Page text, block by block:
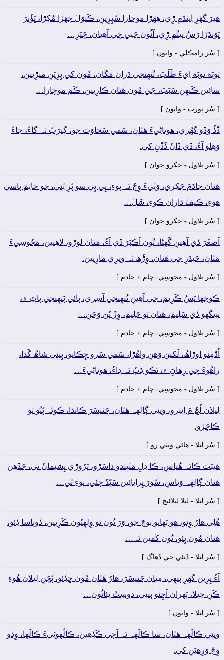
ھيرَ گهَرِ اِيندَمِ ڙِي، ھِهَڙا موچارا سُپِرِينِ، ڪَنوَلَ جِھَڙا مُکِڙا، ڀَؤُنرَ
ڀَوَندَڙا رَسُ پيتُمِ ڙِي، آئُون جَنِي جِي آھِيان، ڇَپَرِ…
[ سُر رامڪلي - وايون ]
توبَهَ توبَهَ اِيءَ طَلَبَ، تُنھِنجي دَران مَڱان، مُون کي پِرِيَنِ ميڙِيين،
سائِين ڪَنھِن سَبَبَ، جَي مُون ھَٿان ڪارِيين، ڪَمَ موچارا…
[ سُر پورب - وايون ]
ڏَڏُ وَڏو گهُري، ھوتاڻِيءَ ھَٿان، سَمي سَخاوَتَ جو، گِيرَبُ نَہ گاءُ، جاءُ
وَھِلو آءُ، ڏي ڏانُ ڏَڏَنِ کي.
[ سُر بلاول - جکرو جوان ]
ھَٿان جادَمَ جَکِري، وَٽِيءَ وِچُ نَہ پوءِ، پِي پِي سو پُرِ ٿِئي، جو حاتِمَ پاسي
ھوءِ، ڪيفَ ڌاران ڪوءِ، شَلَ…
[ سُر بلاول - جکرو جوان ]
اَصغَرَ ڏي آھِينِ گَهڻا، تُون اَڪبَرَ ڏي آءُ، مَتان لوڙو، لاھِيين، مَجُوسِيءَ
مَٿان، حَيدَرِ جي ھَٿان، وِڙُھ تَہ ويرِي مارِيين.
[ سُر بلاول - مجوسِي، ڄام ۽ جادم ]
ڪوجها پَسُ ڪَرِيمَ، جي آھِينِ تُنھِنجي آسِري، پائي پَنھِنجي پاٽِ ۾،
سِگهو ڏي سَلِيمَ، ھَٿان تو حَلِيمَ، وِڙَ پُڻ وَڃَنِ…
[ سُر بلاول - مجوسِي، ڄام ۽ جادم ]
اُڌَمِئو اوڙاھُ، لَکين وَھنِ واھُڙا، سَمي سَرو چِڪايو، پِيئي شاھُ گَدا،
راھُوءَ جِي رِھاڻِ ۾، نَڪو ڊَپُ نَہ ڊاءُ، ھوتاڻِيءَ…
[ سُر بلاول - مجوسِي، ڄام ۽ جادم ]
لِيلان لُڇُ مَ اِيتِرو، ويئِي ڳالِهہ ھَٿان، چَنيسَرَ ڪانڌا، ڪونَہ پُنُو تو
ڪاڄَڙو.
[ سُر ليلا - ھاڻي ويٺي رو ]
ھَيبَتَ ڪانَہ ھُياسِ، ڪا دِلِ مَٽيندو داسَڙو، پَرُوڙي پِشيمانُ ٿي، جَڏھِن
ھَٿان ڳالِهہ وَياسِ، سُورَ پِرايائِين سَيِّدُ چئَي، پوءِ ٿي…
[ سُر ليلا - ليلا ليلائيج ]
ھُلِي ھارُ وِئو، ھو بَھانو بوڇَ جو، وَرَ تُون ٿو وِلِهِيُون ڪَرِيين، ڏوٻاسا ڏِئو،
ھَٿان مُون پِئو، تُون کَمين نَہ…
[ سُر ليلا - ڏيئي جي ڏھاڳ ]
آءُ پِرِين گهَرِ پيھِي، مِيان چَنيسَرَ، ھارُ ھَٿان مُون ڇڏِئو، پُڇَنِ لِيلان ھُوءِ
ڪَنِ حِيلا، ٻَھران اَچِئو ٻيئِي، دوسِتُ نِئائُون…
[ سُر ليلا - وايون ]
ويئِي ڪالَهہ ھَٿان، سا ڪالَهہ نَہ اَچي ڪَڏِھِين، ڪالُهوڻِيءَ ڪالَها، وِڌو
وِچُ وَرِھيَنِ کي.